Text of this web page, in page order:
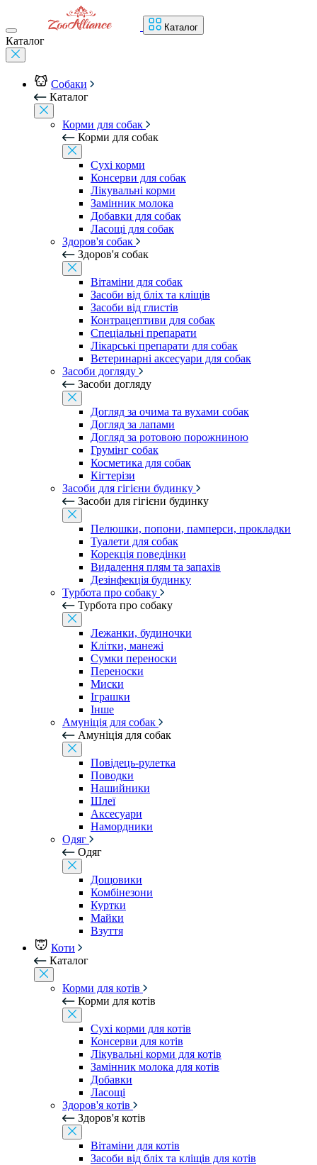
Каталог
Каталог
Собаки
Каталог
Корми для собак
Корми для собак
Сухі корми
Консерви для собак
Лікувальні корми
Замінник молока
Добавки для собак
Ласощі для собак
Здоров'я собак
Здоров'я собак
Вітаміни для собак
Засоби від бліх та кліщів
Засоби від глистів
Контрацептиви для собак
Спеціальні препарати
Лікарські препарати для собак
Ветеринарні аксесуари для собак
Засоби догляду
Засоби догляду
Догляд за очима та вухами собак
Догляд за лапами
Догляд за ротовою порожниною
Грумінг собак
Косметика для собак
Кігтерізи
Засоби для гігієни будинку
Засоби для гігієни будинку
Пелюшки, попони, памперси, прокладки
Туалети для собак
Корекція поведінки
Видалення плям та запахів
Дезінфекція будинку
Турбота про собаку
Турбота про собаку
Лежанки, будиночки
Клітки, манежі
Сумки переноски
Переноски
Миски
Іграшки
Інше
Амуніція для собак
Амуніція для собак
Повідець-рулетка
Поводки
Нашийники
Шлеї
Аксесуари
Намордники
Одяг
Одяг
Дощовики
Комбінезони
Куртки
Майки
Взуття
Коти
Каталог
Корми для котів
Корми для котів
Сухі корми для котів
Консерви для котів
Лікувальні корми для котів
Замінник молока для котів
Добавки
Ласощі
Здоров'я котів
Здоров'я котів
Вітаміни для котів
Засоби від бліх та кліщів для котів